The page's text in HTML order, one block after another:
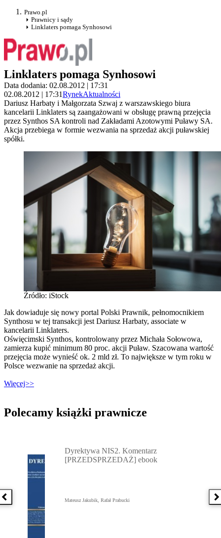
Prawo.pl
Prawnicy i sądy
Linklaters pomaga Synhosowi
Linklaters pomaga Synhosowi
Data dodania: 02.08.2012 | 17:31
02.08.2012 | 17:31RynekAktualności
Dariusz Harbaty i Małgorzata Szwaj z warszawskiego biura
kancelarii Linklaters są zaangażowani w obsługę prawną przejęcia
przez Synthos SA kontroli nad Zakładami Azotowymi Puławy SA.
Akcja przebiega w formie wezwania na sprzedaż akcji puławskiej
spółki.
Źródło: iStock
Jak dowiaduje się nowy portal Polski Prawnik, pełnomocnikiem
Synthosu w tej transakcji jest Dariusz Harbaty, associate w
kancelarii Linklaters.
Oświęcimski Synthos, kontrolowany przez Michała Sołowowa,
zamierza kupić minimum 80 proc. akcji Puław. Szacowana wartość
przejęcia może wynieść ok. 2 mld zł. To największe w tym roku w
Polsce wezwanie na sprzedaż akcji.
Więcej>>
Polecamy książki prawnicze
Poprzednia książka
Dyrektywa NIS2. Komentarz
[PRZEDSPRZEDAŻ] ebook
Mateusz Jakubik, Rafał Prabucki